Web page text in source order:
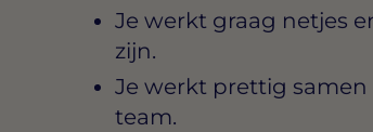
Je werkt graag netjes
zijn.
Je werkt prettig
team.